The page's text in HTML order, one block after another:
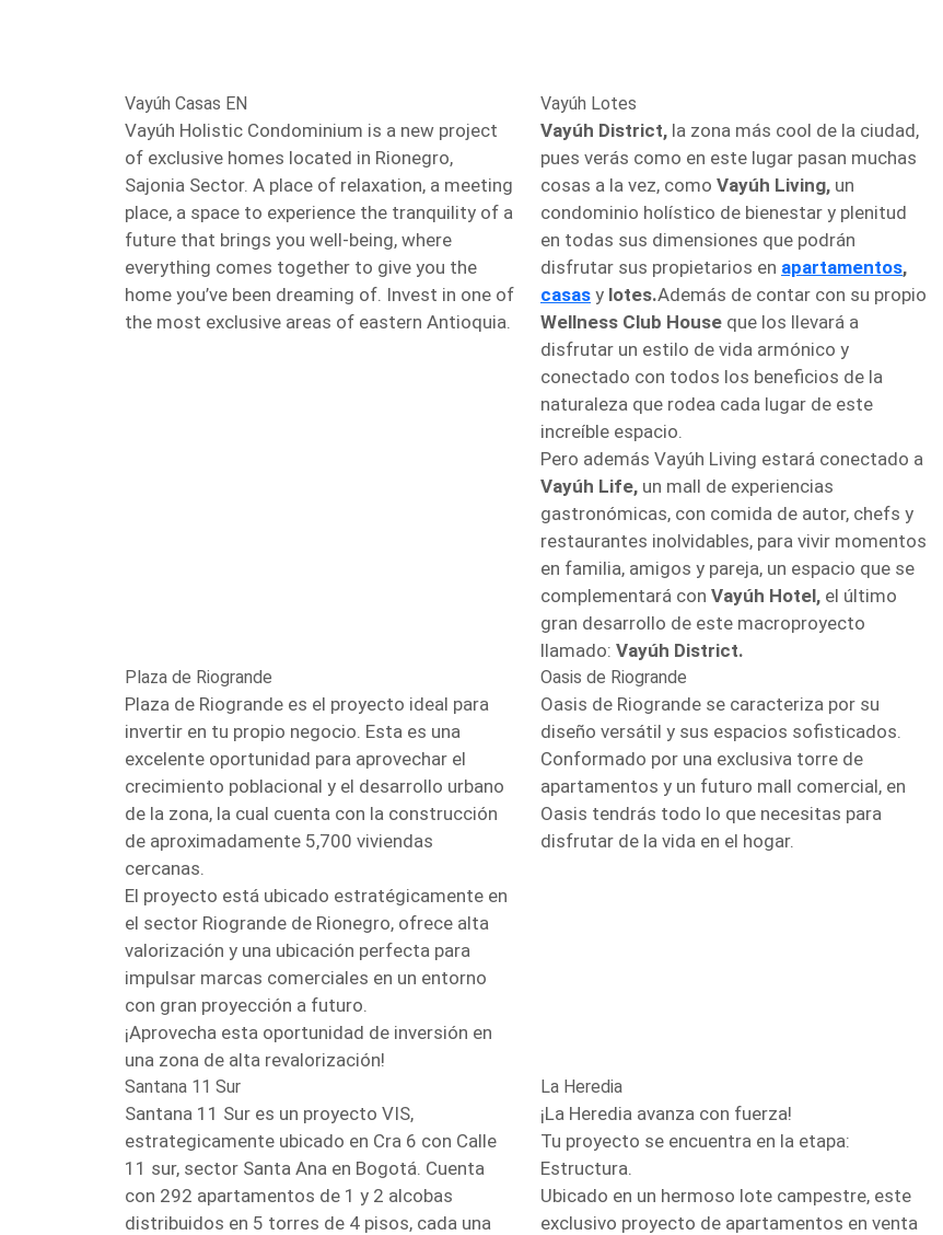
Vayúh Casas EN
Vayúh Holistic Condominium is a new project
of exclusive homes located in Rionegro,
Sajonia Sector. A place of relaxation, a meeting
place, a space to experience the tranquility of a
future that brings you well-being, where
everything comes together to give you the
home you’ve been dreaming of. Invest in one of
the most exclusive areas of eastern Antioquia.
Vayúh Lotes
Vayúh District, la zona más cool de la ciudad,
pues verás como en este lugar pasan muchas
cosas a la vez, como Vayúh Living, un
condominio holístico de bienestar y plenitud
en todas sus dimensiones que podrán
disfrutar sus propietarios en apartamentos,
casas y lotes.Además de contar con su propio
Wellness Club House que los llevará a
disfrutar un estilo de vida armónico y
conectado con todos los beneficios de la
naturaleza que rodea cada lugar de este
increíble espacio.
Pero además Vayúh Living estará conectado a
Vayúh Life, un mall de experiencias
gastronómicas, con comida de autor, chefs y
restaurantes inolvidables, para vivir momentos
en familia, amigos y pareja, un espacio que se
complementará con Vayúh Hotel, el último
gran desarrollo de este macroproyecto
llamado: Vayúh District.
Plaza de Riogrande
Plaza de Riogrande es el proyecto ideal para
invertir en tu propio negocio. Esta es una
excelente oportunidad para aprovechar el
crecimiento poblacional y el desarrollo urbano
de la zona, la cual cuenta con la construcción
de aproximadamente 5,700 viviendas
cercanas.
El proyecto está ubicado estratégicamente en
el sector Riogrande de Rionegro, ofrece alta
valorización y una ubicación perfecta para
impulsar marcas comerciales en un entorno
con gran proyección a futuro.
¡Aprovecha esta oportunidad de inversión en
una zona de alta revalorización!
Oasis de Riogrande
Oasis de Riogrande se caracteriza por su
diseño versátil y sus espacios sofisticados.
Conformado por una exclusiva torre de
apartamentos y un futuro mall comercial, en
Oasis tendrás todo lo que necesitas para
disfrutar de la vida en el hogar.
Santana 11 Sur
Santana 11 Sur es un proyecto VIS,
estrategicamente ubicado en Cra 6 con Calle
11 sur, sector Santa Ana en Bogotá. Cuenta
con 292 apartamentos de 1 y 2 alcobas
distribuidos en 5 torres de 4 pisos, cada una
La Heredia
¡La Heredia avanza con fuerza!
Tu proyecto se encuentra en la etapa:
Estructura.
Ubicado en un hermoso lote campestre, este
exclusivo proyecto de apartamentos en venta